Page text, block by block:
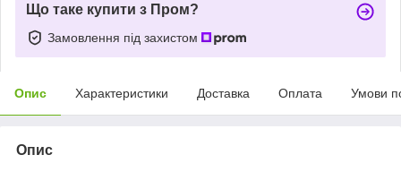
Що таке купити з Пром?
Замовлення під захистом
Опис Характеристики Доставка Оплата Умови
Опис